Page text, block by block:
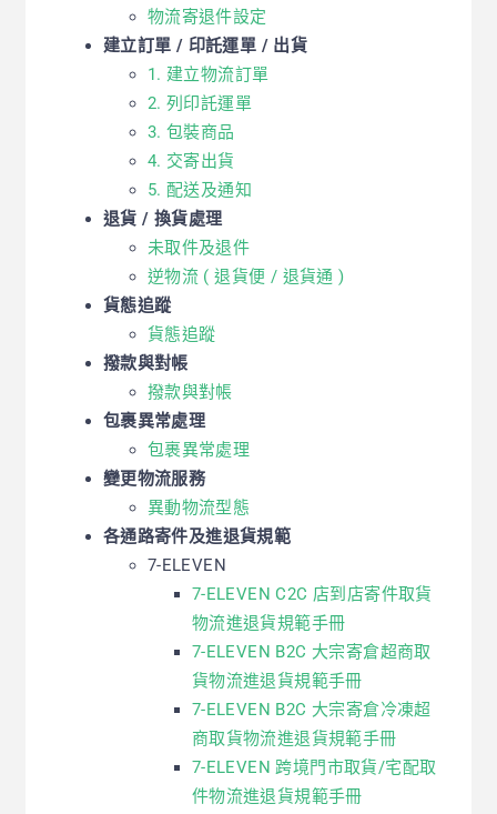
物流寄退件設定
建立訂單 / 印託運單 / 出貨
1. 建立物流訂單
2. 列印託運單
3. 包裝商品
4. 交寄出貨
5. 配送及通知
退貨 / 換貨處理
未取件及退件
逆物流 ( 退貨便 / 退貨通 )
貨態追蹤
貨態追蹤
撥款與對帳
撥款與對帳
包裹異常處理
包裹異常處理
變更物流服務
異動物流型態
各通路寄件及進退貨規範
7-ELEVEN
7-ELEVEN C2C 店到店寄件取貨
物流進退貨規範手冊
7-ELEVEN B2C 大宗寄倉超商取
貨物流進退貨規範手冊
7-ELEVEN B2C 大宗寄倉冷凍超
商取貨物流進退貨規範手冊
7-ELEVEN 跨境門市取貨/宅配取
件物流進退貨規範手冊